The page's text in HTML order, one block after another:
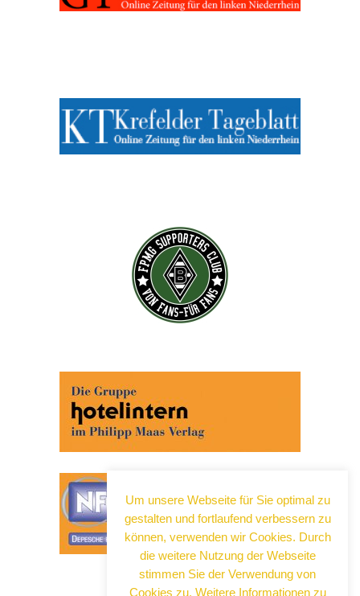
Abonnieren Sie jetzt unseren Newsletter!
Wenn Sie noch mehr wissen wollen, tragen Sie sich
vertiefende Infos zu gesellschaftlichen
Entwicklungen, Kulinarik, Kunst und Kultur in Neuss!
Um unsere Webseite für Sie optimal zu
gestalten und fortlaufend verbessern zu
können, verwenden wir Cookies. Durch
die weitere Nutzung der Webseite
stimmen Sie der Verwendung von
Cookies zu. Weitere Informationen zu